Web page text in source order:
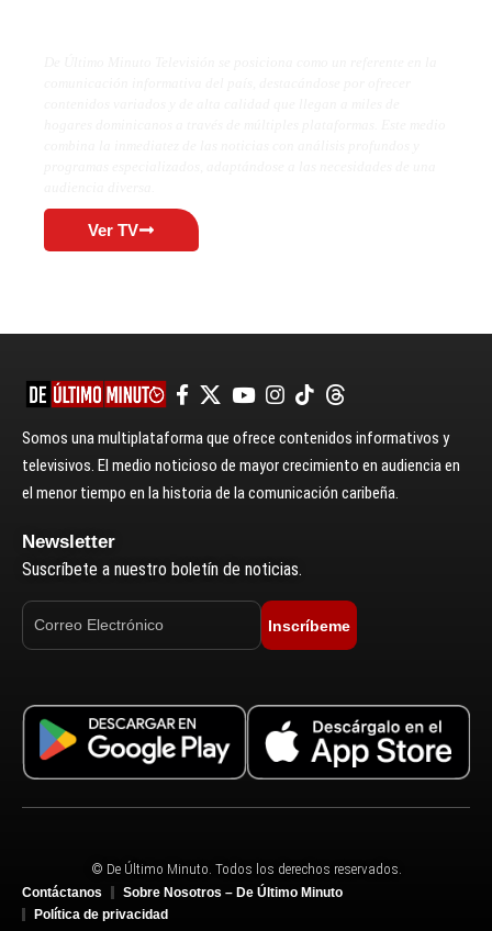
Ver TV
Somos una multiplataforma que ofrece contenidos informativos y
televisivos. El medio noticioso de mayor crecimiento en audiencia en
el menor tiempo en la historia de la comunicación caribeña.
Newsletter
Suscríbete a nuestro boletín de noticias.
Inscríbeme
© De Último Minuto. Todos los derechos reservados.
Contáctanos
Sobre Nosotros – De Último Minuto
Política de privacidad